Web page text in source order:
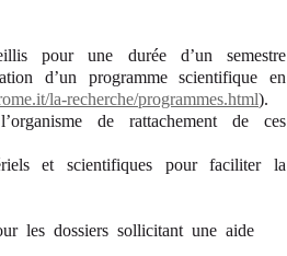
pour une durée d’un semestre
d’un programme scientifique en
la-recherche/programmes.html).
de rattachement de ces
et scientifiques pour faciliter la
les dossiers sollicitant une aide